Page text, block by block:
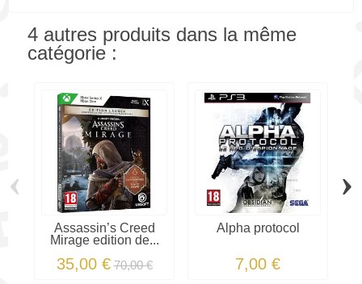
4 autres produits dans la même
catégorie :
Assassin’s Creed
Mirage edition de...
35,00 € 70,00 €
Alpha protocol
7,00 €
‹ ›